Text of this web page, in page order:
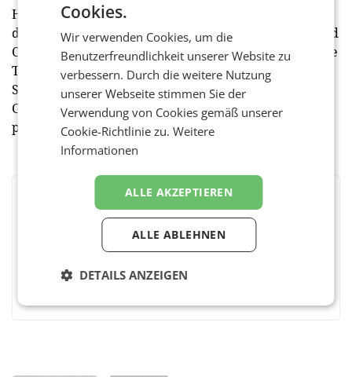
Hardware-Partner Xiaomi unterstützt. Vor Ort wird
die Wartezeit zwischen den Spielen mit der „A1 Speed
Challenge, powered by Xiaomi“ verkürzt, in denen die
Teilnehmer ihre Schlagkraft beim Beachvolleyball-
Service unter Beweis stellen können. Auch beim
Glücksrad können Besucher unterschiedlichste &
praktische Goodies gewinnen.
BEWERTEN SIE DIESEN ARTIKEL
FacebookTwitterMessengerWhatsAppLinkedIn
Cookies.
Wir verwenden Cookies, um die
Benutzerfreundlichkeit unserer Website zu
verbessern. Durch die weitere Nutzung
unserer Webseite stimmen Sie der
Verwendung von Cookies gemäß unserer
Cookie-Richtlinie zu.Weitere
Informationen
ALLE AKZEPTIEREN
ALLE ABLEHNEN
DETAILS ANZEIGEN